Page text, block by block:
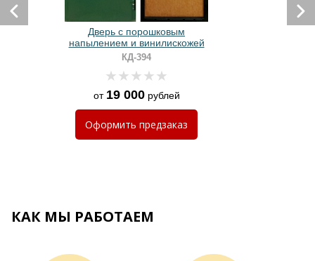
Дверь с порошковым
напылением и винилискожей
КД-394
от 19 000рублей
Оформить предзаказ
КАК МЫ РАБОТАЕМ